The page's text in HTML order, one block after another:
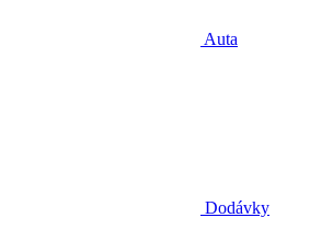
Auta
Dodávky